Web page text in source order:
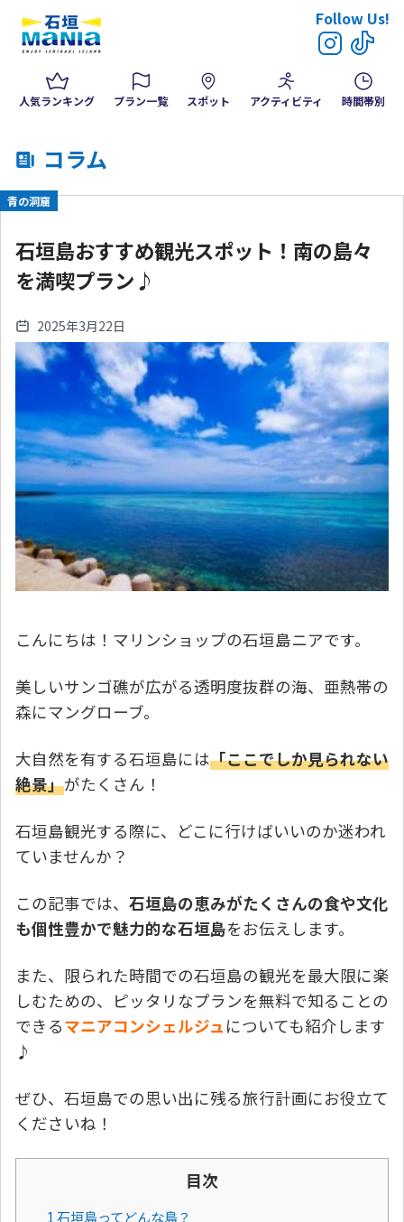
Follow Us!
人気ランキング プラン一覧 スポット アクティビティ 時間帯別
コラム
青の洞窟
石垣島おすすめ観光スポット！南の島々
を満喫プラン♪
2025年3月22日
こんにちは！マリンショップの石垣島ニアです。
美しいサンゴ礁が広がる透明度抜群の海、亜熱帯の
森にマングローブ。
大自然を有する石垣島には「ここでしか見られない
絶景」がたくさん！
石垣島観光する際に、どこに行けばいいのか迷われ
ていませんか？
この記事では、 石垣島の恵みがたくさんの食や文化
も個性豊かで魅力的な石垣島をお伝えします。
また、限られた時間での石垣島の観光を最大限に楽
しむための、ピッタリなプランを無料で知ることの
できるマニアコンシェルジュ についても紹介します
♪
ぜひ、石垣島での思い出に残る旅行計画にお役立て
くださいね！
目次
1 石垣島ってどんな島？